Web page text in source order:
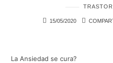
15/05/2020
La Ansiedad se cura?